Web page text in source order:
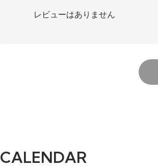
レビューはありません
CALENDAR